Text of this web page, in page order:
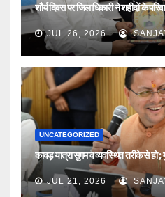
शौर्य दिवस पर जिलाधिकारी ने शहीदों के
JUL 26, 2026
UNCATEGORIZED
कावड़ यात्रा सुगम व व्यवस्थित तरीके से हो ;
JUL 21, 2026